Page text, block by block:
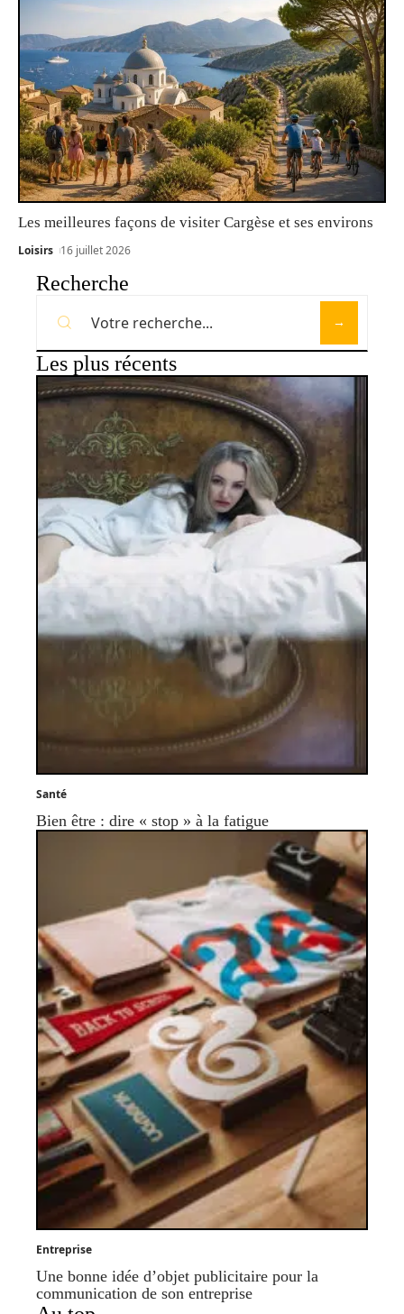
Les meilleures façons de visiter Cargèse et ses environs
Loisirs 16 juillet 2026
Recherche
Les plus récents
Santé
Bien être : dire « stop » à la fatigue
Entreprise
Une bonne idée d’objet publicitaire pour la
communication de son entreprise